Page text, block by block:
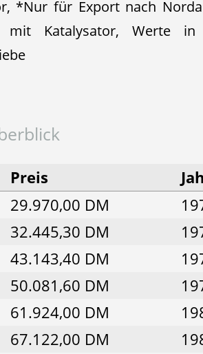
*Nur für Export nach
mit Katalysator, Werte
Preis
29.970,00 DM
32.445,30 DM
43.143,40 DM
50.081,60 DM
61.924,00 DM
67.122,00 DM